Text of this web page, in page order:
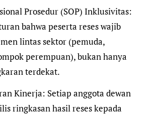
Prosedur (SOP) Inklusivitas:
bahwa peserta reses wajib
lintas sektor (pemuda,
perempuan), bukan hanya
terdekat.
Kinerja: Setiap anggota dewan
ringkasan hasil reses kepada